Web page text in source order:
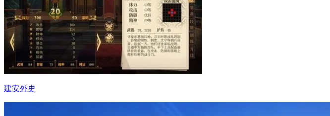
建安外史